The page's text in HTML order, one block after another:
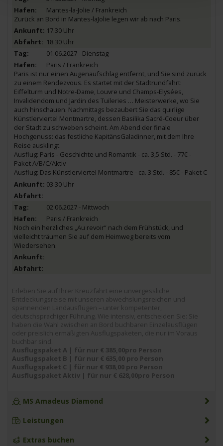
Mantes-la-Jolie / Frankreich
Zurück an Bord in Mantes-laJolie legen wir ab nach Paris.
17.30 Uhr
18.30 Uhr
01.06.2027 - Dienstag
Paris / Frankreich
Paris ist nur einen Augenaufschlag entfernt, und Sie sind zurück
zu einem Rendezvous. Es startet mit der Stadtrundfahrt:
Eiffelturm und Notre-Dame, Louvre und Champs-Elysées,
Invalidendom und Jardin des Tuileries … Meisterwerke, wo Sie
auch hinschauen. Nachmittags bezaubert Sie das quirlige
Künstlerviertel Montmartre, dessen Basilika Sacré-Coeur über
der Stadt zu schweben scheint. Am Abend der finale
Hochgenuss: das festliche KapitänsGaladinner, mit dem Ihre
Reise ausklingt.
Ausflug: Paris - Geschichte und Romantik - ca. 3,5 Std. - 77€ -
Paket A/B/C/Aktiv
Ausflug: Das Künstlerviertel Montmartre - ca. 3 Std. - 85€ - Paket C
03.30 Uhr
02.06.2027 - Mittwoch
Paris / Frankreich
Noch ein herzliches „Au revoir“ nach dem Frühstück, und
vielleicht träumen Sie auf dem Heimweg bereits vom
Wiedersehen.
Erleben Sie auf Ihrer Kreuzfahrt eine unvergessliche
Entdeckungsreise mit unseren abwechslungsreichen und
spannenden Landausflügen – unter kompetenter,
deutschsprachiger Führung. Wie intensiv, entscheiden Sie: Sie
haben die Wahl zwischen an Bord buchbaren Einzelausflügen
oder preislich ermäßigten Ausflugspaketen, die nur im Voraus
buchbar sind.
Ausflugspaket A | für nur € 385,00pro Person
Ausflugspaket B | für nur € 635,00 pro Person
Ausflugspaket C | für nur € 938,00 pro Person
Ausflugspaket Aktiv | für nur € 628,00pro Person
MS Amadeus Diamond
Leistungen
Extras buchen